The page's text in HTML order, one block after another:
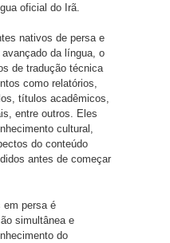
oficial do Irã.
nativos de persa e
da língua, o
de tradução técnica
como relatórios,
títulos acadêmicos,
entre outros. Eles
cultural,
do conteúdo
antes de começar
em persa é
simultânea e
do